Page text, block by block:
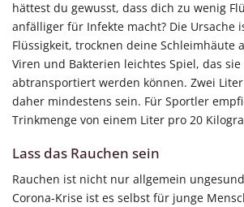
hättest du gewusst, dass dich zu wenig
anfälliger für Infekte macht? Die Ursache
Flüssigkeit, trocknen deine Schleimhäute
Viren und Bakterien leichtes Spiel, das
abtransportiert werden können. Zwei
daher mindestens sein. Für Sportler
Trinkmenge von einem Liter pro 20
Lass das Rauchen sein
Rauchen ist nicht nur allgemein
Corona-Krise ist es selbst für junge